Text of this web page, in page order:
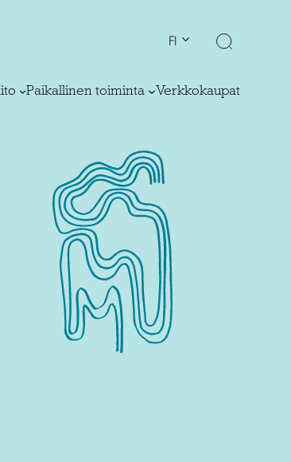
FI
Paikallinen toiminta Verkkokaupat